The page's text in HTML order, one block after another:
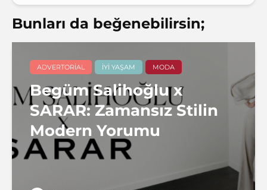
Bunları da beğenebilirsin;
ADVERTORIAL İYI YAŞAM MODA
Begüm Salihoğlu x
SARAR: Zamansız Stilin
Modern Yorumu